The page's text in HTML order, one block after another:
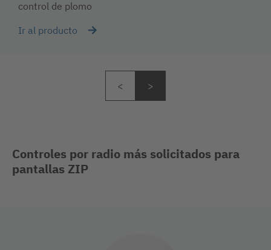
control de plomo
Ir al producto
Controles por radio más solicitados para
pantallas ZIP